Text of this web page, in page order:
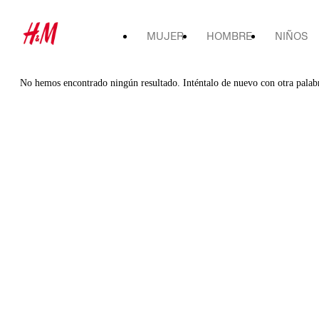
MUJER HOMBRE NIÑOS
No hemos encontrado ningún resultado. Inténtalo de nuevo con otra